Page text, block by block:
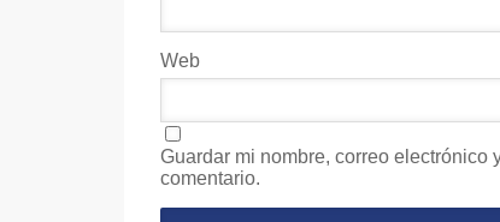
Web
Guardar mi nombre, correo electrónico
comentario.